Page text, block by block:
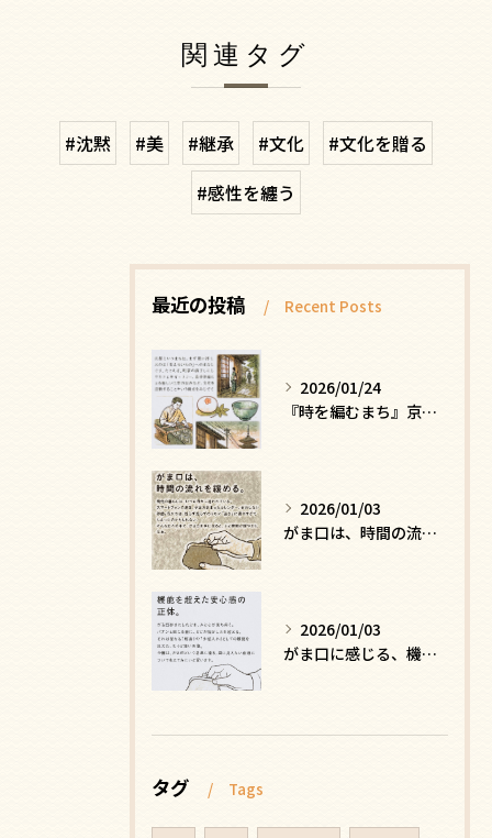
関連タグ
#沈黙 #美 #継承 #文化
#文化を贈る
#感性を纏う
最近の投稿 Recent Posts
2026/01/24
『時を編むまち』京都ー日常にひそむ、静かな贅沢
2026/01/03
がま口は、時間の流れを緩める
2026/01/03
がま口に感じる、機能を超えた安心感の正体
タグ Tags